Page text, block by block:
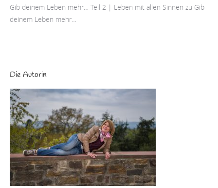
Gib deinem Leben mehr… Teil 2 | Leben mit allen Sinnen zu Gib
deinem Leben mehr…
Die Autorin